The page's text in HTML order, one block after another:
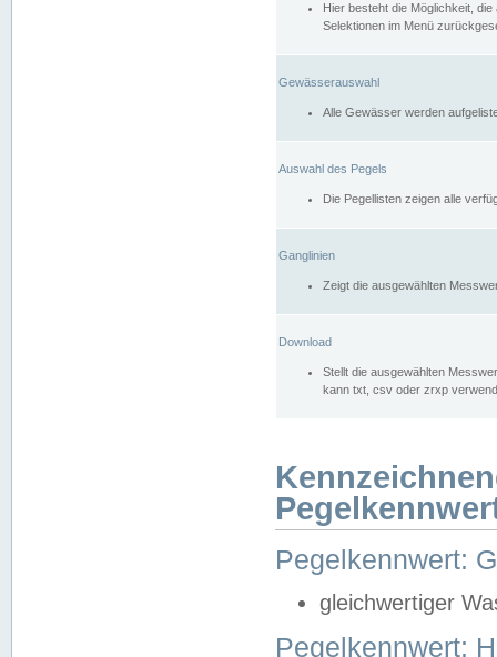
Hier besteht die Möglichkeit,
Selektionen im Menü
Gewässerauswahl
Alle Gewässer werden
Auswahl des Pegels
Die Pegellisten zeigen alle
Ganglinien
Zeigt die ausgewählten
Download
Stellt die ausgewählten
kann txt, csv oder zrxp
Pegelkennwert:
gleichwertiger
Pegelkennwert: